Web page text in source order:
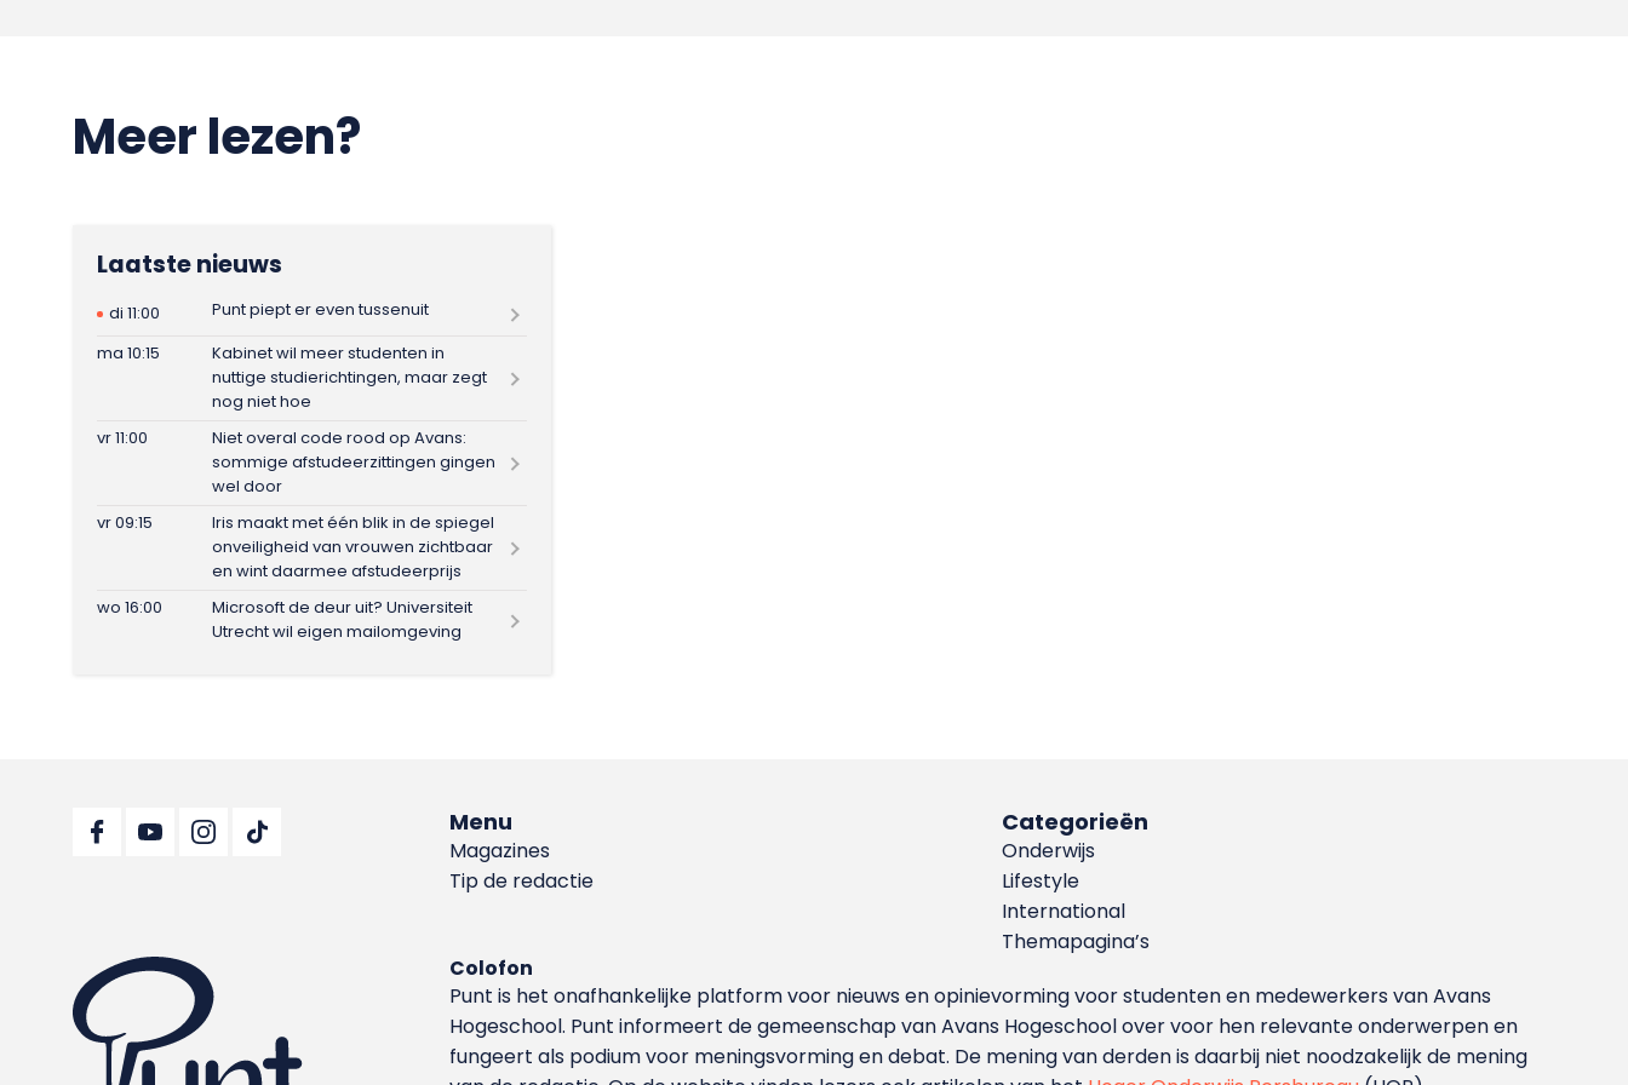
Meer lezen?
Laatste nieuws
di 11:00
Punt piept er even tussenuit
ma 10:15
Kabinet wil meer studenten in
nuttige studierichtingen, maar zegt
nog niet hoe
vr 11:00
Niet overal code rood op Avans:
sommige afstudeerzittingen gingen
wel door
vr 09:15
Iris maakt met één blik in de spiegel
onveiligheid van vrouwen zichtbaar
en wint daarmee afstudeerprijs
wo 16:00
Microsoft de deur uit? Universiteit
Utrecht wil eigen mailomgeving
Menu
Magazines
Tip de redactie
Categorieën
Onderwijs
Lifestyle
International
Themapagina’s
Colofon
Punt is het onafhankelijke platform voor nieuws en opinievorming voor studenten en medewerkers van Avans
Hoge­school. Punt informeert de gemeenschap van Avans Hogeschool over voor hen relevante onderwerpen en
fungeert als podium voor meningsvorming en debat. De mening van derden is daarbij niet noodzakelijk de mening